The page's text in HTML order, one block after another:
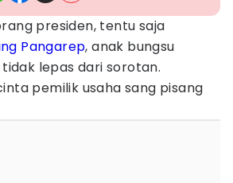
presiden, tentu saja
Pangarep, anak bungsu
lepas dari sorotan.
pemilik usaha sang pisang